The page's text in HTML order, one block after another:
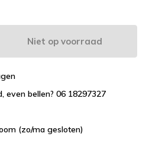
Niet op voorraad
even bellen? 06 18297327
(zo/ma gesloten)